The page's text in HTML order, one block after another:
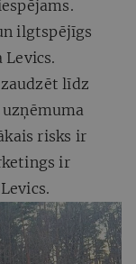
ilgtspējīgs
Levics.
līdz
risks ir
ir